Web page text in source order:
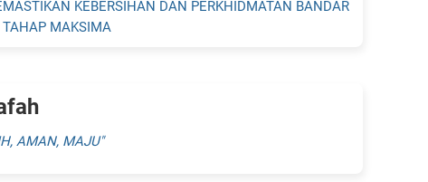
KEBERSIHAN DAN PERKHIDMATAN BANDAR
TAHAP MAKSIMA
AMAN, MAJU"